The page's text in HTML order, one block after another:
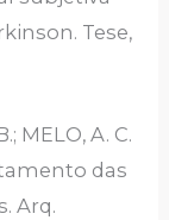
Tese,
MELO, A. C.
das
Arq.